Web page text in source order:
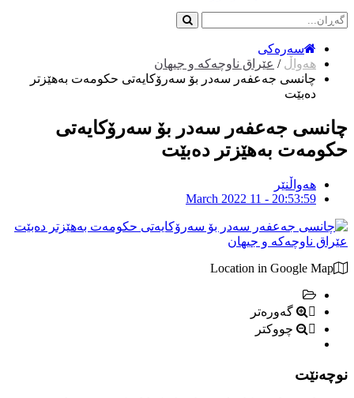
سەرەکی
هەواڵ / عێراق ناوچەکە و جیهان
چانسى جه‌عفه‌ر سه‌در بۆ سه‌رۆكایه‌تى حكومه‌ت به‌هێزتر
ده‌بێت
چانسى جه‌عفه‌ر سه‌در بۆ سه‌رۆكایه‌تى
حكومه‌ت به‌هێزتر ده‌بێت
هەواڵنێر
March 2022 11 - 20:53:59
عێراق ناوچەکە و جیهان
Location in Google Map
گەورەتر
چووکتر
نوچه‌نێت